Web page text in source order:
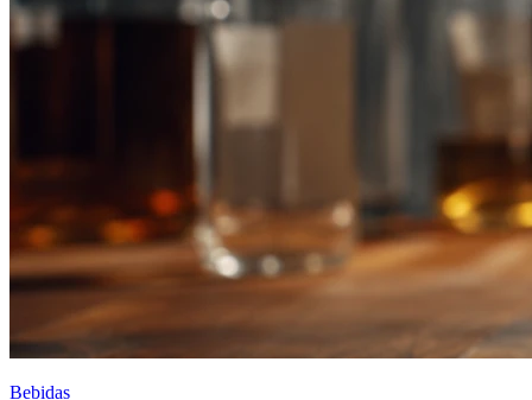
Bebidas